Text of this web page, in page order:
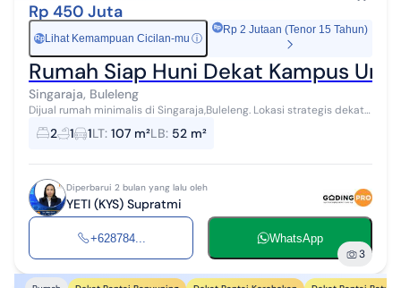
Rp 450 Juta
Rp Lihat Kemampuan Cicilan-mu ⓘ
Rp 2 Jutaan (Tenor 15 Tahun)
Rumah Siap Huni Dekat Kampus
Singaraja, Buleleng
Dijual rumah minimalis di Singaraja,Buleleng. Lokasi strategis dekat
fasilitas umum. - 7 menit dari Kampus Undiksha Singaraja. - 6 menit
dari Bali ...
2 1 1LT: 107 m²LB: 52 m²
Diperbarui 2 bulan yang lalu oleh
YETI (KYS) Supratmi
+628784... WhatsApp
3